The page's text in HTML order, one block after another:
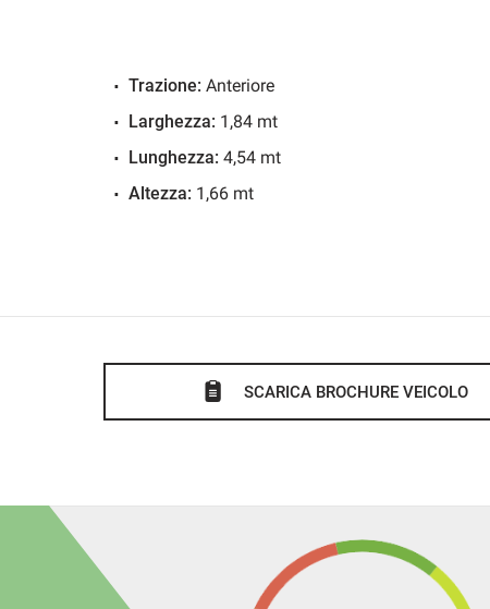
Trazione: Anteriore
Larghezza: 1,84 mt
Lunghezza: 4,54 mt
Altezza: 1,66 mt
SCARICA BROCHURE VEICOLO